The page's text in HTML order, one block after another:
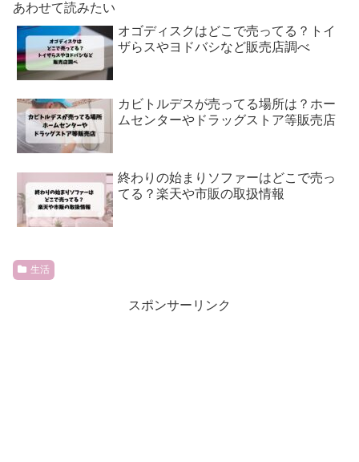
あわせて読みたい
オゴディスクはどこで売ってる？トイ
ザらスやヨドバシなど販売店調べ
カビトルデスが売ってる場所は？ホー
ムセンターやドラッグストア等販売店
終わりの始まりソファーはどこで売っ
てる？楽天や市販の取扱情報
生活
スポンサーリンク